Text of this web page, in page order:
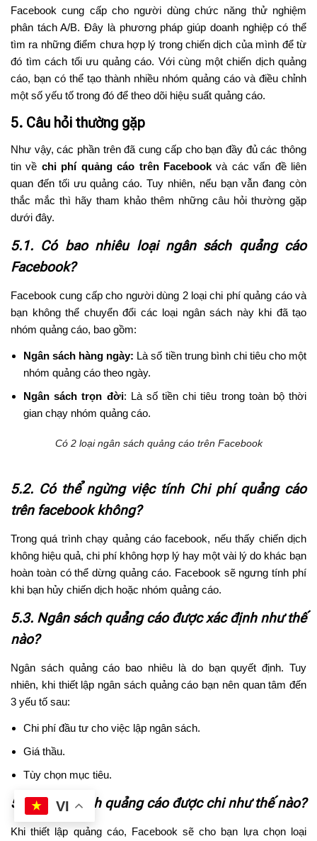
Facebook cung cấp cho người dùng chức năng thử nghiệm
phân tách A/B. Đây là phương pháp giúp doanh nghiệp có thể
tìm ra những điểm chưa hợp lý trong chiến dịch của mình để từ
đó tìm cách tối ưu quảng cáo. Với cùng một chiến dịch quảng
cáo, bạn có thể tạo thành nhiều nhóm quảng cáo và điều chỉnh
một số yếu tố trong đó để theo dõi hiệu suất quảng cáo.
5. Câu hỏi thường gặp
Như vậy, các phần trên đã cung cấp cho bạn đầy đủ các thông
tin về chi phí quảng cáo trên Facebookvà các vấn đề liên
quan đến tối ưu quảng cáo. Tuy nhiên, nếu bạn vẫn đang còn
thắc mắc thì hãy tham khảo thêm những câu hỏi thường gặp
dưới đây.
5.1. Có bao nhiêu loại ngân sách quảng cáo
Facebook?
Facebook cung cấp cho người dùng 2 loại chi phí quảng cáo và
bạn không thể chuyển đổi các loại ngân sách này khi đã tạo
nhóm quảng cáo, bao gồm:
Ngân sách hàng ngày: Là số tiền trung bình chi tiêu cho một
nhóm quảng cáo theo ngày.
Ngân sách trọn đời: Là số tiền chi tiêu trong toàn bộ thời
gian chạy nhóm quảng cáo.
Có 2 loại ngân sách quảng cáo trên Facebook
5.2. Có thể ngừng việc tính Chi phí quảng cáo
trên facebook không?
Trong quá trình chạy quảng cáo facebook, nếu thấy chiến dịch
không hiệu quả, chi phí không hợp lý hay một vài lý do khác bạn
hoàn toàn có thể dừng quảng cáo. Facebook sẽ ngưng tính phí
khi bạn hủy chiến dịch hoặc nhóm quảng cáo.
5.3. Ngân sách quảng cáo được xác định như thế
nào?
Ngân sách quảng cáo bao nhiêu là do bạn quyết định. Tuy
nhiên, khi thiết lập ngân sách quảng cáo bạn nên quan tâm đến
3 yếu tố sau:
Chi phí đầu tư cho việc lập ngân sách.
Giá thầu.
Tùy chọn mục tiêu.
5.4. Ngân sách quảng cáo được chi như thế nào?
Khi thiết lập quảng cáo, Facebook sẽ cho bạn lựa chọn loại
VI